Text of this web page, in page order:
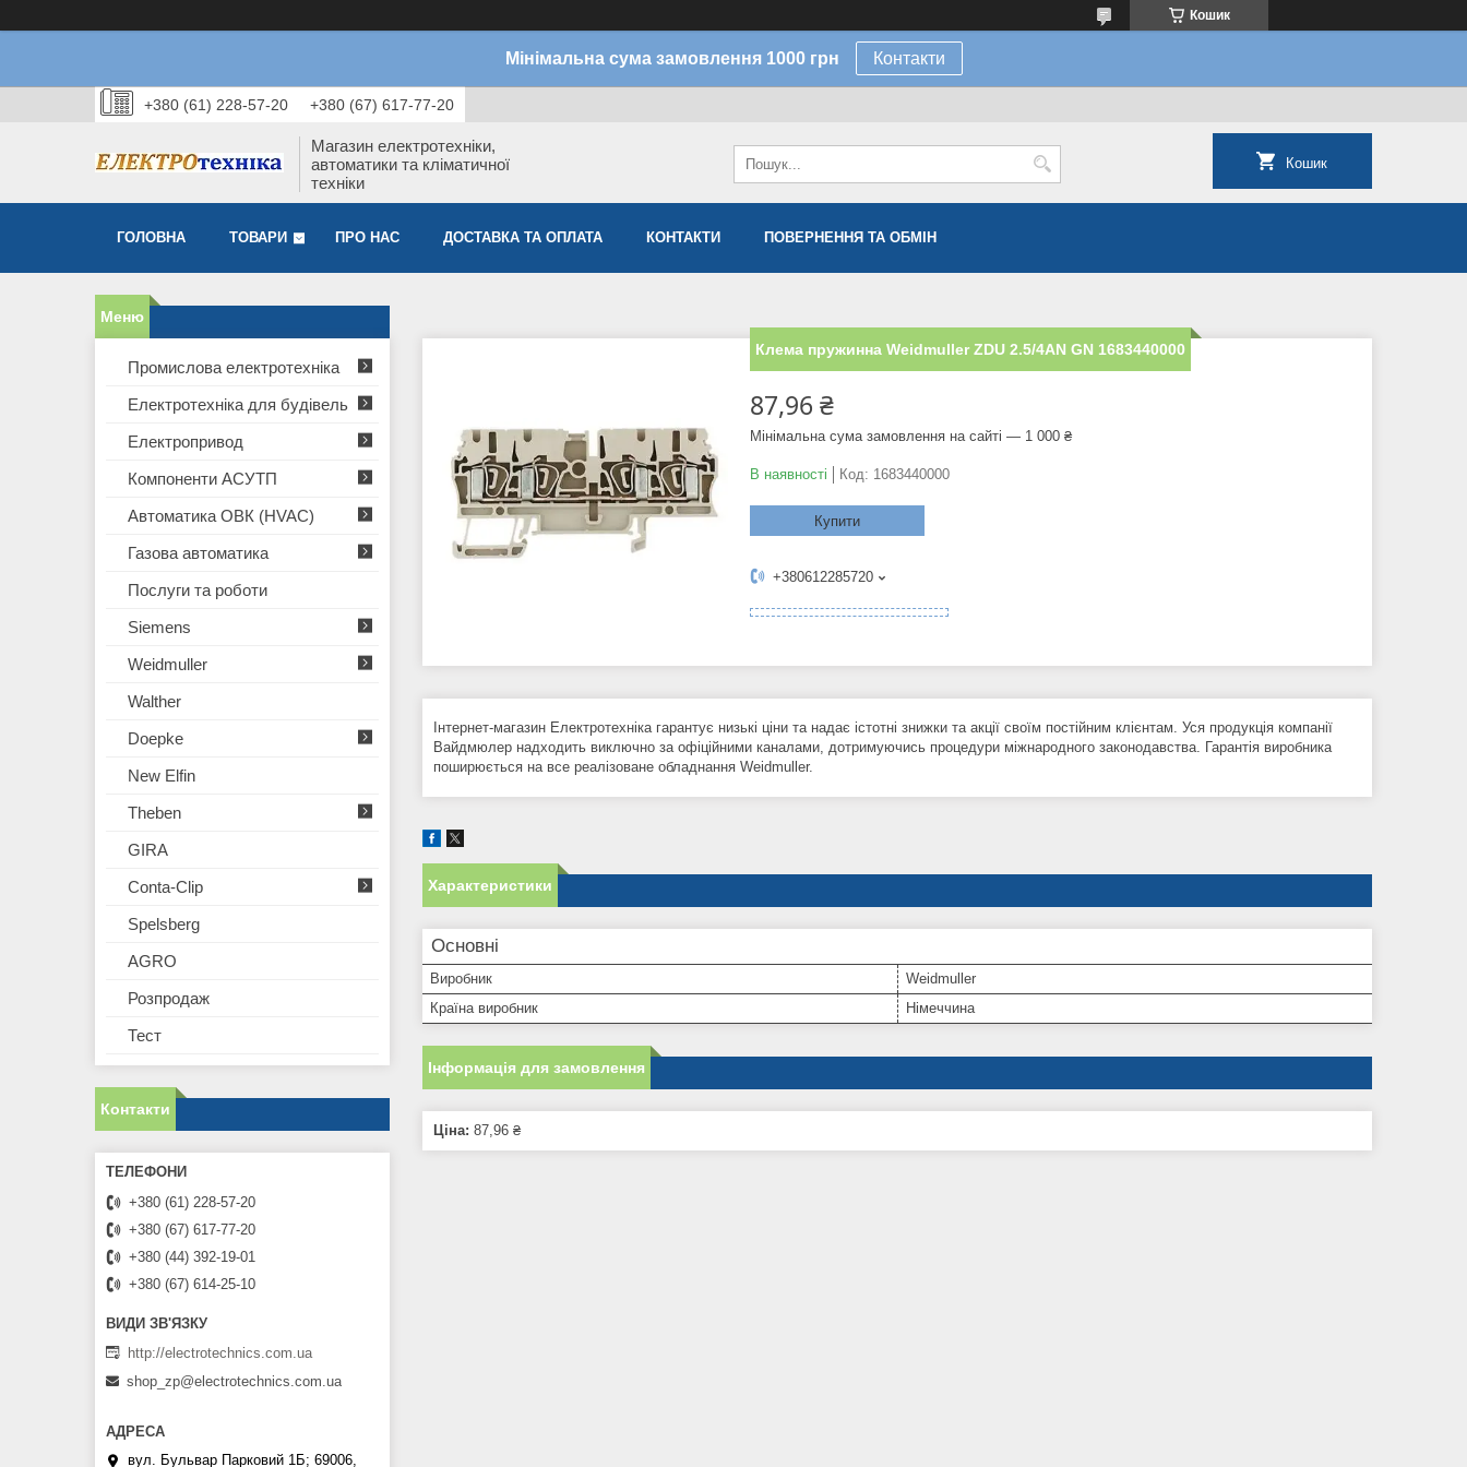
Кошик
Мінімальна сума замовлення 1000 грн Контакти
+380 (61) 228-57-20 +380 (67) 617-77-20
Магазин електротехніки,
автоматики та кліматичної
техніки
Кошик
ГОЛОВНА ТОВАРИ ПРО НАС ДОСТАВКА ТА ОПЛАТА КОНТАКТИ ПОВЕРНЕННЯ ТА ОБМІН
Клемa пружинна Weidmuller ZDU 2.5/4AN GN 1683440000
87,96 ₴
Мінімальна сума замовлення на сайті — 1 000 ₴
В наявності Код: 1683440000
Купити
+380612285720
Інтернет-магазин Електротехніка гарантує низькі ціни та надає істотні знижки та акції своїм постійним клієнтам. Уся продукція компанії
Вайдмюлер надходить виключно за офіційними каналами, дотримуючись процедури міжнародного законодавства. Гарантія виробника
поширюється на все реалізоване обладнання Weidmuller.
Характеристики
Основні
Виробник
Weidmuller
Країна виробник
Німеччина
Інформація для замовлення
Ціна: 87,96 ₴
Промислова електротехніка
Електротехніка для будівель
Електропривод
Компоненти АСУТП
Автоматика ОВК (HVAC)
Газова автоматика
Послуги та роботи
Siemens
Weidmuller
Walther
Doepke
New Elfin
Theben
GIRA
Conta-Clip
Spelsberg
AGRO
Розпродаж
Тест
Контакти
+380 (61) 228-57-20
+380 (67) 617-77-20
+380 (44) 392-19-01
+380 (67) 614-25-10
http://electrotechnics.com.ua
shop_zp@electrotechnics.com.ua
вул. Бульвар Парковий 1Б; 69006,